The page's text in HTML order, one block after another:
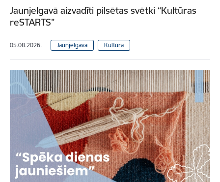
Jaunjelgavā aizvadīti pilsētas svētki “Kultūras
reSTARTS”
05.08.2026. Jaunjelgava Kultūra